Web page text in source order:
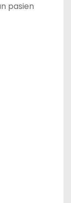
pasien